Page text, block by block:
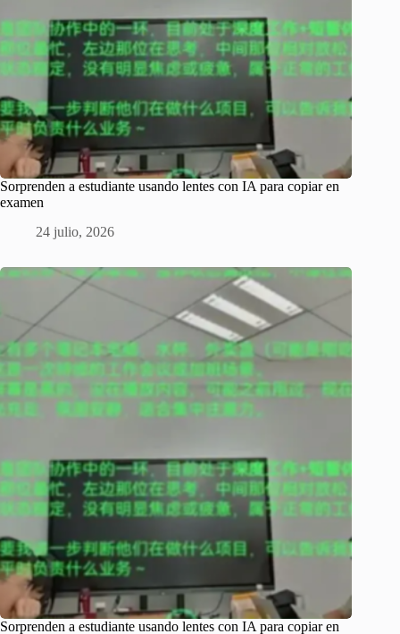
Sorprenden a estudiante usando lentes con IA para copiar en
examen
24 julio, 2026
Sorprenden a estudiante usando lentes con IA para copiar en